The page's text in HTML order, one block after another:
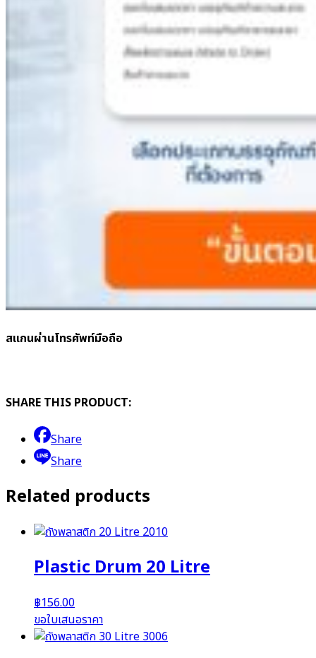
สแกนผ่านโทรศัพท์มือถือ
SHARE THIS PRODUCT:
Share
Share
Related products
Plastic Drum 20 Litre
฿156.00
ขอใบเสนอราคา